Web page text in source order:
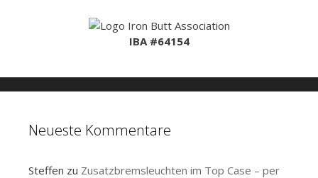
IBA #64154
Neueste Kommentare
Steffen zu Zusatzbremsleuchten im Top Case – per